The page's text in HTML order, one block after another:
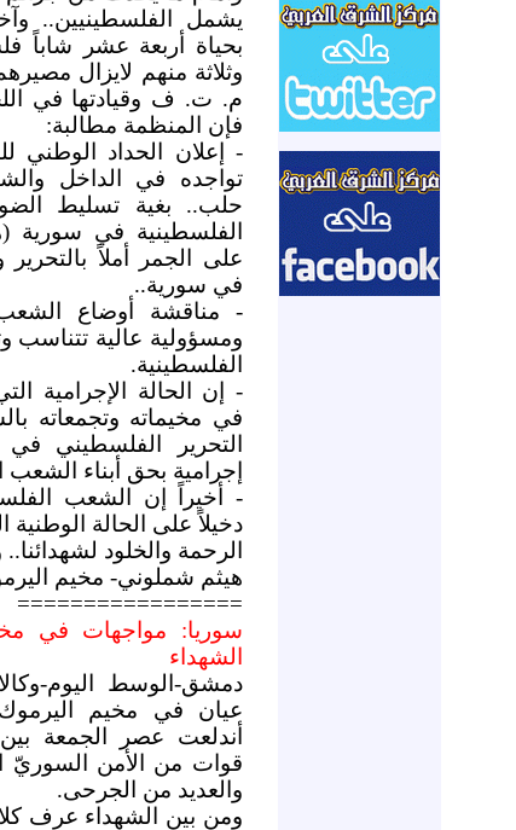
يشمل الفلسطينيين..
بحياة أربعة عشر شاباً
وثلاثة منهم لايزال
م. ت. ف وقيادتها في
فإن المنظمة مطالبة:
- إعلان الحداد
تواجده في الداخل
حلب.. بغية تسليط
الفلسطينية في سورية
على الجمر أملاً بالتحرير
في سورية..
- مناقشة أوضاع
ومسؤولية عالية تتناسب
الفلسطينية.
- إن الحالة الإجرامية
في مخيماته وتجمعاته
التحرير الفلسطيني
إجرامية بحق أبناء
- أخيراً إن الشعب
دخيلاً على الحالة الوطنية
الرحمة والخلود لشهدائنا..
هيثم شملوني- مخيم
=================
سوريا: مواجهات في
الشهداء
دمشق-الوسط اليوم-
عيان في مخيم
أندلعت عصر الجمعة
قوات من الأمن
والعديد من الجرحى.
ومن بين الشهداء عرف